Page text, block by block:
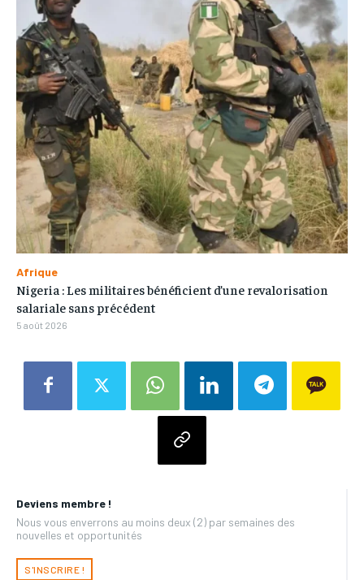
Deviens membre !
Nous vous enverrons au moins deux (2) par semaines des
nouvelles et opportunités
S'INSCRIRE !
Afrique
Nigeria : Les militaires bénéficient d’une revalorisation
salariale sans précédent
5 août 2026